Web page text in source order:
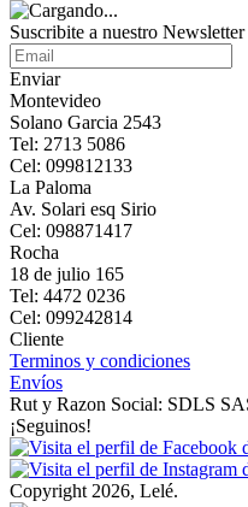
Suscribite a nuestro Newsletter
Enviar
Montevideo
Solano Garcia 2543
Tel: 2713 5086
Cel: 099812133
La Paloma
Av. Solari esq Sirio
Cel: 098871417
Rocha
18 de julio 165
Tel: 4472 0236
Cel: 099242814
Cliente
Terminos y condiciones
Envíos
Rut y Razon Social: SDLS
¡Seguinos!
Copyright 2026, Lelé.